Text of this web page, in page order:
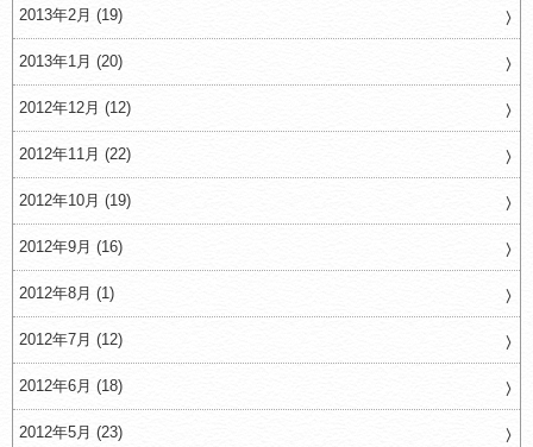
2013年2月 (19)
2013年1月 (20)
2012年12月 (12)
2012年11月 (22)
2012年10月 (19)
2012年9月 (16)
2012年8月 (1)
2012年7月 (12)
2012年6月 (18)
2012年5月 (23)